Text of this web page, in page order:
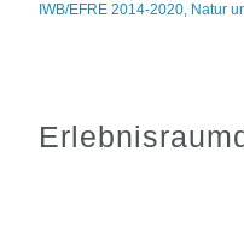
IWB/EFRE 2014-2020, Natur